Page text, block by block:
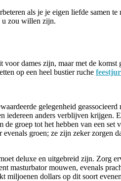
als je je eigen liefde samen
u zou willen zijn.
dames zijn, maar met de
op een heel bustier ruche
gelegenheid
iedereen anders verblijven krijgen.
groep tot het hebben van een
groen; ze zijn zeker zorgen
deluxe en uitgebreid zijn.
masturbator mouwen, evenals
miljoenen dollars op dit soort